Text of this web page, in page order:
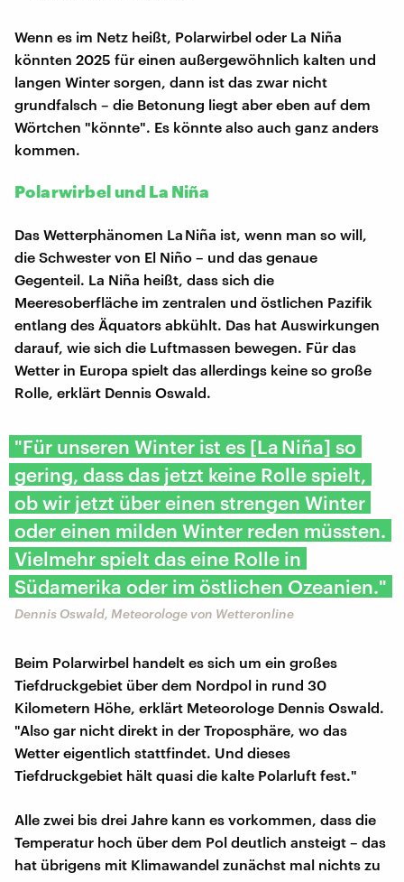
Wenn es im Netz heißt, Polarwirbel oder La Niña
könnten 2025 für einen außergewöhnlich kalten und
langen Winter sorgen, dann ist das zwar nicht
grundfalsch – die Betonung liegt aber eben auf dem
Wörtchen "könnte". Es könnte also auch ganz anders
kommen.
Polarwirbel und La Niña
Das Wetterphänomen La Niña ist, wenn man so will,
die Schwester von El Niño – und das genaue
Gegenteil. La Niña heißt, dass sich die
Meeresoberfläche im zentralen und östlichen Pazifik
entlang des Äquators abkühlt. Das hat Auswirkungen
darauf, wie sich die Luftmassen bewegen. Für das
Wetter in Europa spielt das allerdings keine so große
Rolle, erklärt Dennis Oswald.
"Für unseren Winter ist es [La Niña] so
gering, dass das jetzt keine Rolle spielt,
ob wir jetzt über einen strengen Winter
oder einen milden Winter reden müssten.
Vielmehr spielt das eine Rolle in
Südamerika oder im östlichen Ozeanien."
Dennis Oswald, Meteorologe von Wetteronline
Beim Polarwirbel handelt es sich um ein großes
Tiefdruckgebiet über dem Nordpol in rund 30
Kilometern Höhe, erklärt Meteorologe Dennis Oswald.
"Also gar nicht direkt in der Troposphäre, wo das
Wetter eigentlich stattfindet. Und dieses
Tiefdruckgebiet hält quasi die kalte Polarluft fest."
Alle zwei bis drei Jahre kann es vorkommen, dass die
Temperatur hoch über dem Pol deutlich ansteigt – das
hat übrigens mit Klimawandel zunächst mal nichts zu